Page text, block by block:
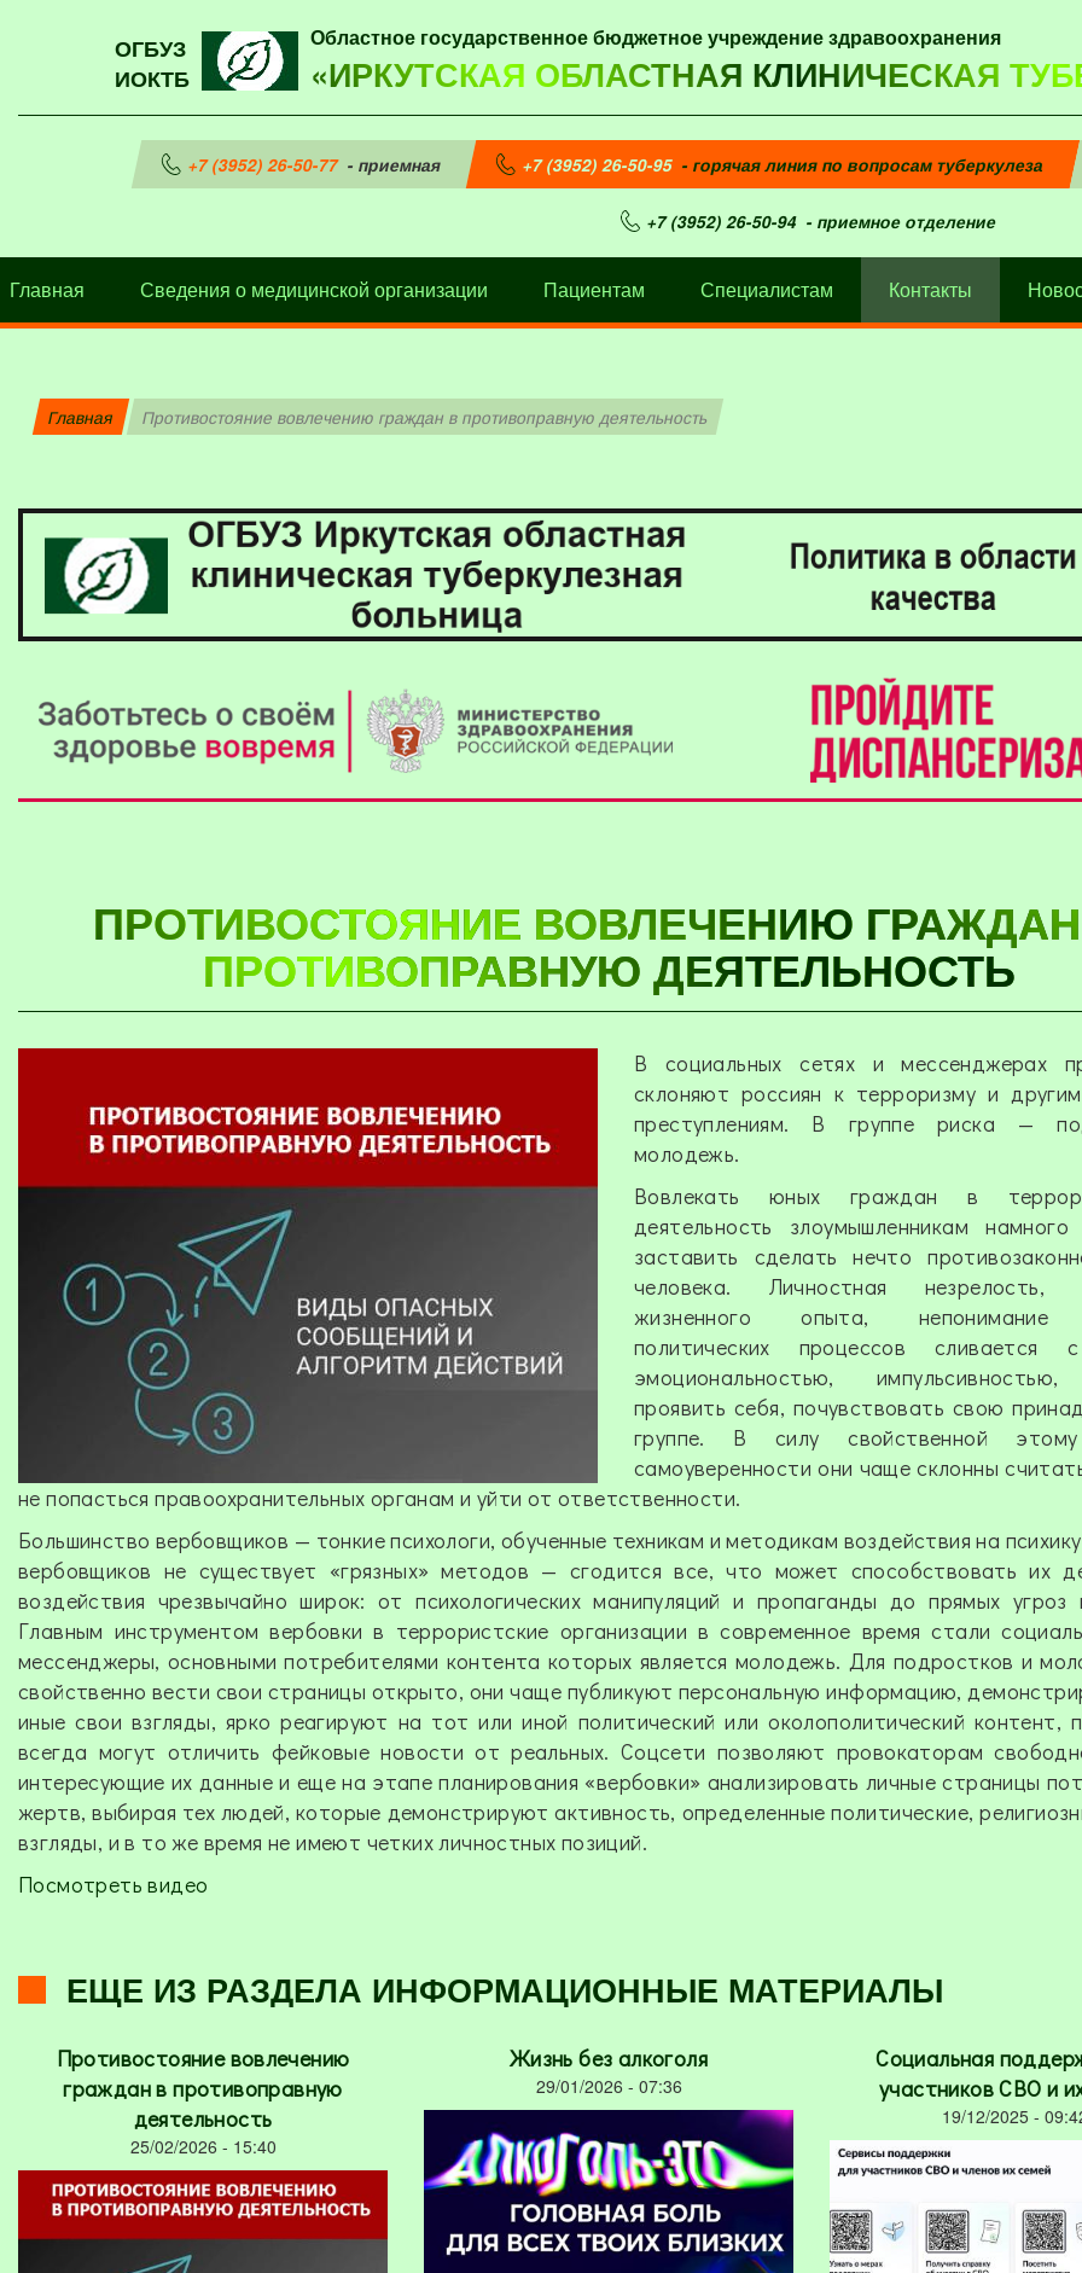
ОГБУЗ
ИОКТБ
Областное государственное бюджетное учреждение здравоохранения
«ИРКУТСКАЯ ОБЛАСТНАЯ КЛИНИЧЕСКАЯ
+7 (3952) 26-50-77- приемная +7 (3952) 26-50-95- горячая линия по вопросам туберкулеза
+7 (3952) 26-50-94- приемное отделение
Главная Сведения о медицинской организации Пациентам Специалистам Контакты
Главная Противостояние вовлечению граждан в противоправную деятельность
ПРОТИВОСТОЯНИЕ ВОВЛЕЧЕНИЮ
ПРОТИВОПРАВНУЮ ДЕЯТЕЛЬНОСТЬ
В социальных сетях и мессенджерах
склоняют россиян к терроризму и
преступлениям. В гpyппe риска —
молодежь.
Вовлекать юных граждан в
деятельность злоумышленникам
заставить сделать нечто
человека. Личностная незрелость,
жизненного опыта, непонимание
политических процессов сливается
эмоциональностью,
проявить себя, почувствовать свою
гpyппe. В силу свойственной
самоуверенности они чаще склонны
не попасться правоохранительных органам и уйти от ответственности.
Большинство вербовщиков — тонкие психологи, обученные техникам и методикам воздействия на
вербовщиков не существует «грязных» методов — сгодится все, что может способствовать их
воздействия чрезвычайно широк: от психологических манипуляций и пропаганды до прямых
Главным инструментом вербовки в террористские организации в современное время стали
мессенджеры, основными потребителями контента которых является молодежь. Для подростков и
свойственно вести свои страницы открыто, они чаще публикуют персональную информацию,
иные свои взгляды, ярко реагируют на тот или иной политический или околополитический контент,
всегда могут отличить фейковые новости от реальных. Соцсети позволяют провокаторам
интересующие их данные и еще на этапе планирования «вербовки» анализировать личные страницы
жертв, выбирая тех людей, которые демонстрируют активность, определенные политические,
взгляды, и в то же время не имеют четких личностных позиций.
Посмотреть видео
ЕЩЕ ИЗ РАЗДЕЛА ИНФОРМАЦИОННЫЕ МАТЕРИАЛЫ
Противостояние вовлечению
граждан в противоправную
деятельность
25/02/2026 - 15:40
Жизнь без алкоголя
29/01/2026 - 07:36
Социальная
участников СВО и
19/12/2025 -